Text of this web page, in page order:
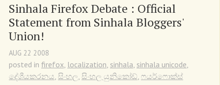
Sinhala Firefox Debate : Official
Statement from Sinhala Bloggers'
Union!
AUG 22 2008
posted in firefox localization sinhala sinhala unicode
දේශීයකරනය සිංහල සිංහල යුනිකෝඩ් ෆයර්ෆොක්ස්